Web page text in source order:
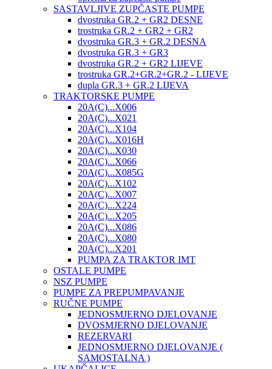
SASTAVLJIVE ZUPČASTE PUMPE
dvostruka GR.2 + GR2 DESNE
trostruka GR.2 + GR2 + GR2
dvostruka GR.3 + GR.2 DESNA
dvostruka GR.3 + GR3
dvostruka GR.2 + GR2 LIJEVE
trostruka GR.2+GR.2+GR.2 - LIJEVE
dupla GR.3 + GR.2 LIJEVA
TRAKTORSKE PUMPE
20A(C)...X006
20A(C)...X021
20A(C)...X104
20A(C)...X016H
20A(C)...X030
20A(C)...X066
20A(C)...X085G
20A(C)...X102
20A(C)...X007
20A(C)...X224
20A(C)...X205
20A(C)...X086
20A(C)...X080
20A(C)...X201
PUMPA ZA TRAKTOR IMT
OSTALE PUMPE
NSZ PUMPE
PUMPE ZA PREPUMPAVANJE
RUČNE PUMPE
JEDNOSMJERNO DJELOVANJE
DVOSMJERNO DJELOVANJE
REZERVARI
JEDNOSMJERNO DJELOVANJE (
SAMOSTALNA )